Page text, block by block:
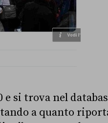
si trova nel
a quanto